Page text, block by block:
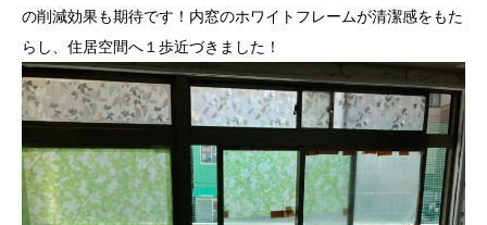
の削減効果も期待です！内窓のホワイトフレームが清潔感をもた
らし、住居空間へ１歩近づきました！